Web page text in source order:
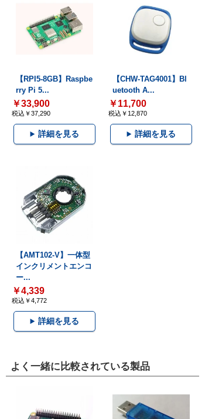
【RPI5-8GB】Raspbe
rry Pi 5...
￥33,900
税込￥37,290
詳細を見る
【CHW-TAG4001】Bl
uetooth A...
￥11,700
税込￥12,870
詳細を見る
【AMT102-V】一体型
インクリメントエンコ
ー...
￥4,339
税込￥4,772
詳細を見る
よく一緒に比較されている製品